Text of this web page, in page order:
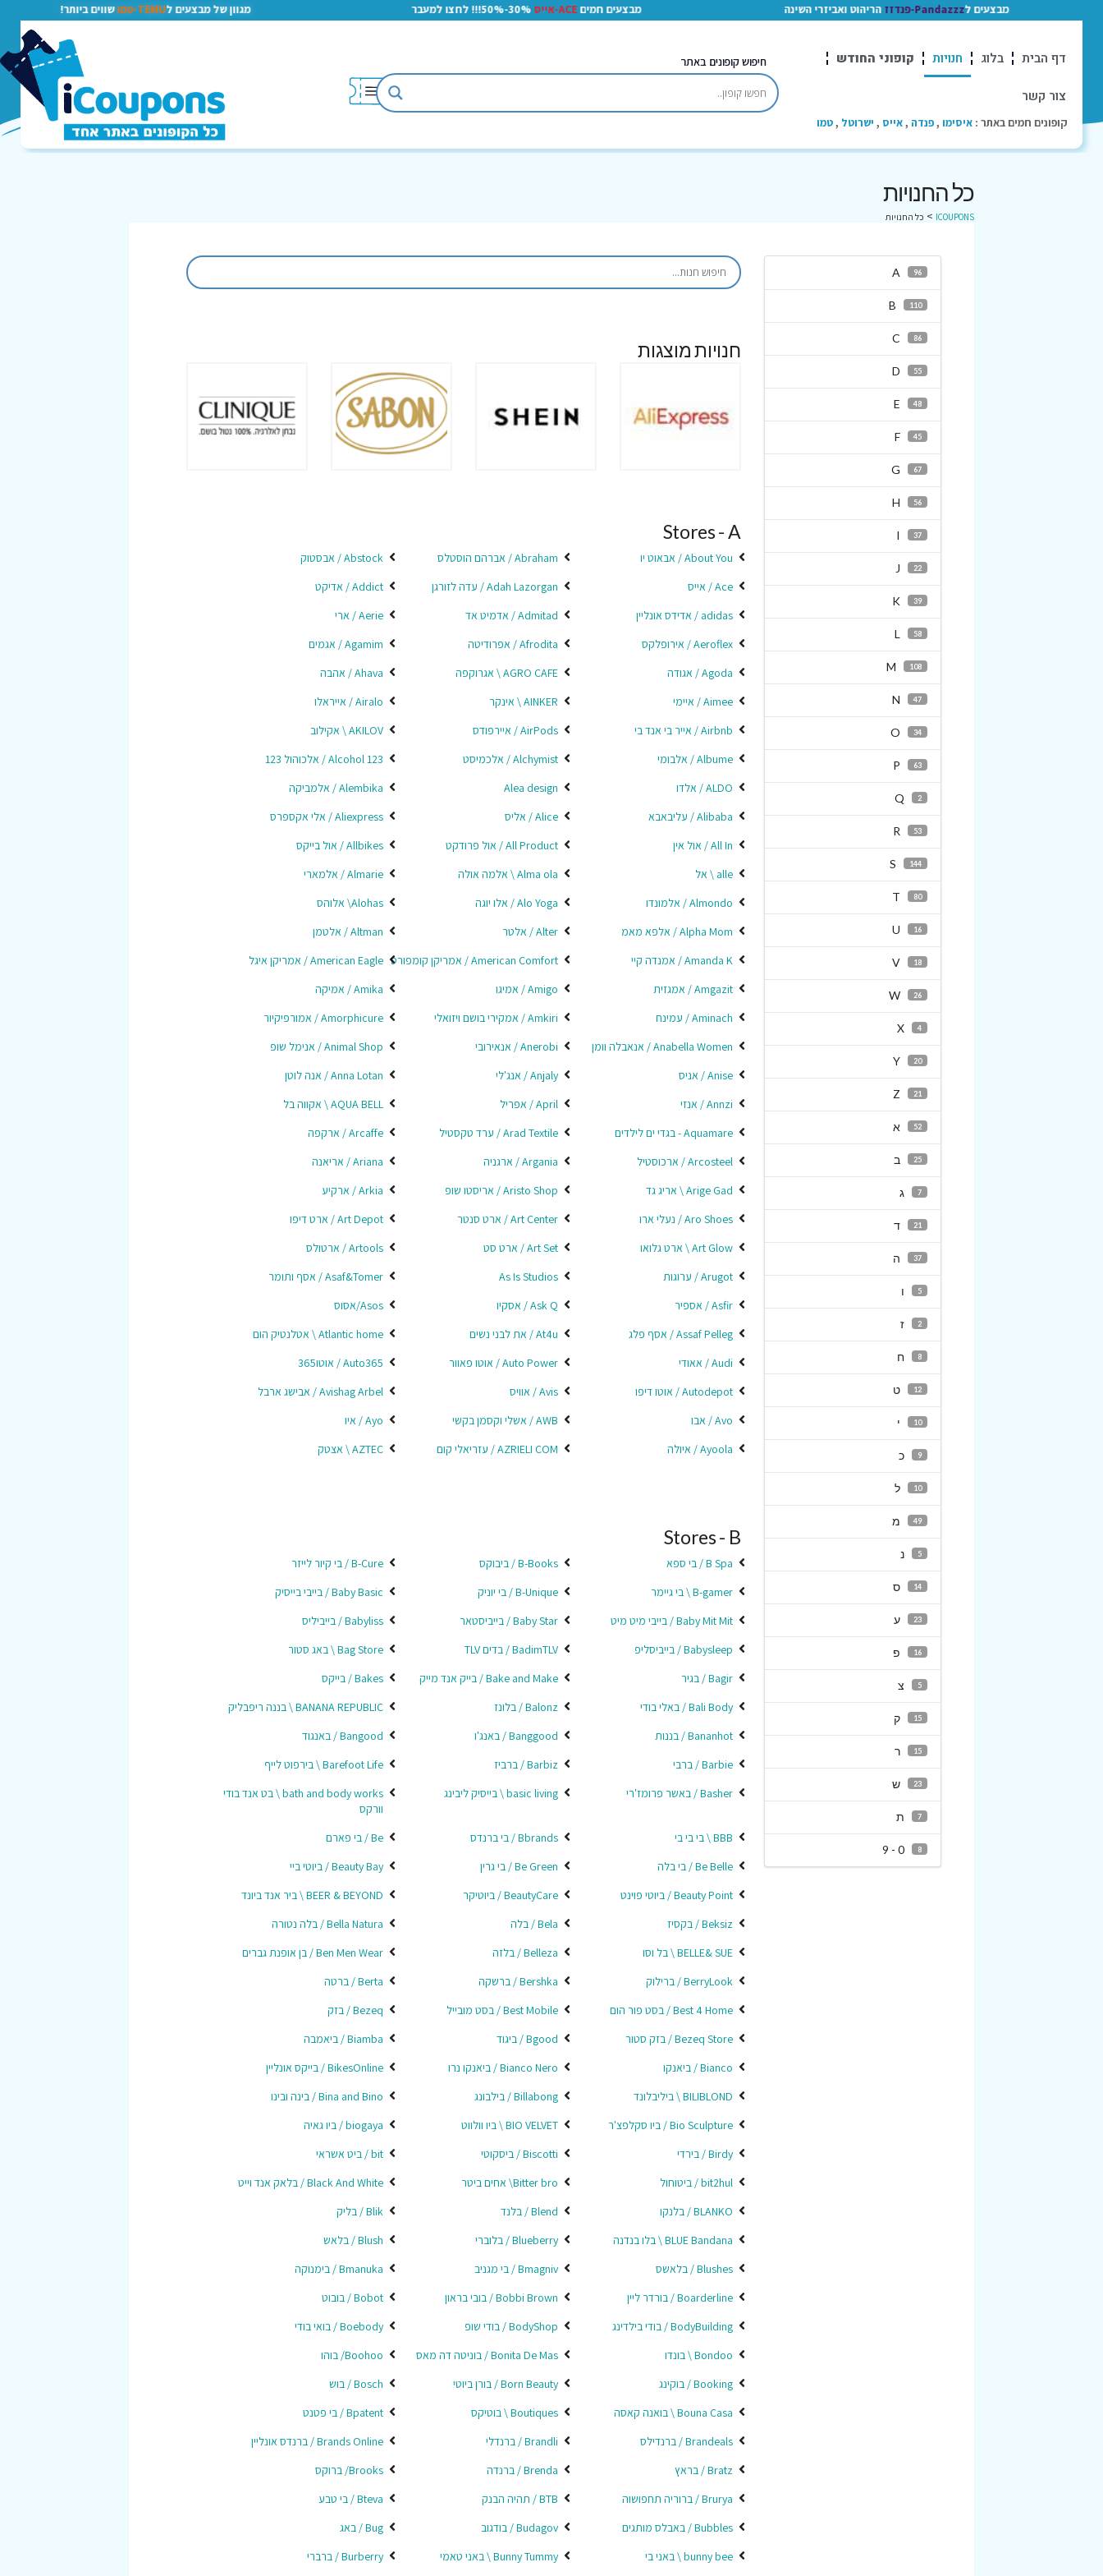
מבצעים לPandazzz-פנדזז הריהוט ואביזרי השינה מבצעים חמיםACE-אייס 30%-50%!!! לחצו למעבר מגוון של מבצעים לTEMU-טמו שווים ביותר!
דף הבית בלוג חנויות קופוני החודש
צור קשר
קופונים חמים באתר : איסימו ,פנדה ,אייס , ישרוטל ,טמו
חיפוש קופונים באתר
כל החנויות
ICOUPONS
> כל החנויות
96
A
110
B
86
C
55
D
48
E
45
F
67
G
56
H
37
I
22
J
39
K
58
L
108
M
47
N
34
O
63
P
2
Q
53
R
144
S
80
T
16
U
18
V
26
W
4
X
20
Y
21
Z
52 א
25 ב
7 ג
21 ד
37 ה
5 ו
2 ז
8 ח
12 ט
10 י
9 כ
10 ל
49 מ
5 נ
14 ס
23 ע
16 פ
5 צ
15 ק
15 ר
23 ש
7 ת
8
0 - 9
חנויות מוצגות
Stores - A
About You / אבאוט יו Abraham / אברהם הוסטלס
Abstock / אבסטוק
Ace / אייס
Adah Lazorgan / עדה לזורגן
Addict / אדיקט
adidas / אדידס אונליין
Admitad / אדמיט אד
Aerie / ארי
Aeroflex / אירופלקס
Afrodita / אפרודיטה
Agamim / אגמים
Agoda / אגודה
AGRO CAFE \ אגרוקפה
Ahava / אהבה
Aimee / איימי
AINKER \ אינקר
Airalo / אייראלו
Airbnb / אייר בי אנד בי
AirPods / איירפודס
AKILOV \ אקילוב
Albume / אלבומי
Alchymist / אלכמיסט
Alcohol 123 / אלכוהול 123
ALDO / אלדו
Alea design
Alembika / אלמביקה
Alibaba / עליבאבא
Alice / אליס
Aliexpress / אלי אקספרס
All In / אול אין
All Product / אול פרודקט
Allbikes / אול בייקס
alle \ אל
Alma ola \ אלמה אולה
Almarie / אלמארי
Almondo / אלמונדו
Alo Yoga / אלו יוגה
Alohas\ אלוהס
Alpha Mom / אלפא מאמ
Alter / אלטר
Altman / אלטמן
Amanda K / אמנדה קיי
American Comfort / אמריקן קומפורט
American Eagle / אמריקן איגל
Amgazit / אמגזית
Amigo / אמיגו
Amika / אמיקה
Aminach / עמינח
Amkiri / אמקירי בושם ויזואלי
Amorphicure / אמורפיקיור
Anabella Women / אנאבלה וומן
Anerobi / אנאירובי
Animal Shop / אנימל שופ
Anise / אניס
Anjaly / אנג'לי
Anna Lotan / אנה לוטן
Annzi / אנזי
April / אפריל
AQUA BELL \ אקווה בל
Aquamare - בגדי ים לילדים
Arad Textile / ערד טקסטיל
Arcaffe / ארקפה
Arcosteel / ארכוסטיל
Argania / ארגניה
Ariana / אריאנה
Arige Gad \ אריג גד
Aristo Shop / אריסטו שופ
Arkia / ארקיע
Aro Shoes / נעלי ארו
Art Center / ארט סנטר
Art Depot / ארט דיפו
Art Glow \ ארט גלואו
Art Set / ארט סט
Artools / ארטולס
Arugot / ערוגות
As Is Studios
Asaf&Tomer / אסף ותומר
Asfir / אספיר
Ask Q / אסקיו
Asos/אסוס
Assaf Pelleg / אסף פלג
At4u / את לבני נשים
Atlantic home \ אטלנטיק הום
Audi / אאודי
Auto Power / אוטו פאוור
Auto365 / אוטו365
Autodepot / אוטו דיפו
Avis / אוויס
Avishag Arbel / אבישג ארבל
Avo / אבו
AWB / אשלי וקסמן בקשי
Ayo / איו
Ayoola / איולה
AZRIELI COM / עזריאלי קום AZTEC \ אצטק
Stores - B
B Spa / בי ספא B-Books / ביבוקס
B-Cure / בי קיור לייזר
B-gamer \ בי גיימר
B-Unique / בי יוניק
Baby Basic / בייבי בייסיק
Baby Mit Mit / בייבי מיט מיט
Baby Star / בייביסטאר
Babyliss / בייביליס
Babysleep / בייביסליפ
BadimTLV / בדים TLV
Bag Store \ באג סטור
Bagir / בגיר
Bake and Make / בייק אנד מייק
Bakes / בייקס
Bali Body / באלי בודי
Balonz / בלונז
BANANA REPUBLIC \ בננה ריפבליק
Bananhot / בננות
Banggood / באנג'ו
Bangood / באנגוד
Barbie / ברבי
Barbiz / ברביז
Barefoot Life \ בירפוט לייף
Basher / באשר פרומז'רי
basic living \ בייסיק ליבינג
bath and body works \ בט אנד בודי
וורקס
BBB \ בי בי בי
Bbrands / בי ברנדס
Be / בי פארם
Be Belle / בי בלה
Be Green / בי גרין
Beauty Bay / ביוטי ביי
Beauty Point / ביוטי פוינט
BeautyCare / ביוטיקר
BEER & BEYOND \ ביר אנד ביונד
Beksiz / בקסיז
Bela / בלה
Bella Natura / בלה נטורה
BELLE& SUE \ בל וסו
Belleza / בלזה
Ben Men Wear / בן אופנת גברים
BerryLook / ברילוק
Bershka / ברשקה
Berta / ברטה
Best 4 Home / בסט פור הום
Best Mobile / בסט מובייל
Bezeq / בזק
Bezeq Store / בזק סטור
Bgood / ביגוד
Biamba / ביאמבה
Bianco / ביאנקו
Bianco Nero / ביאנקו נרו
BikesOnline / בייקס אונליין
BILIBLOND \ ביליבלונד
Billabong / בילבונג
Bina and Bino / בינה ובינו
Bio Sculpture / ביו סקלפצ'ר
BIO VELVET \ ביו וולווט
biogaya / ביו גאיה
Birdy / בירדי
Biscotti / ביסקוטי
bit / ביט אשראי
bit2hul / ביטוחול
Bitter bro\ אחים ביטר
Black And White / בלאק אנד וייט
BLANKO / בלנקו
Blend / בלנד
Blik / בליק
BLUE Bandana \ בלו בנדנה
Blueberry / בלוברי
Blush / בלאש
Blushes / בלאשס
Bmagniv / בי מגניב
Bmanuka / בימנוקה
Boarderline / בורדר ליין
Bobbi Brown / בובי בראון
Bobot / בובוט
BodyBuilding / בודי בילדינג
BodyShop / בודי שופ
Boebody / בואי בודי
Bondoo \ בונדו
Bonita De Mas / בוניטה דה מאס
Boohoo/ בוהו
Booking / בוקינג
Born Beauty / בורן ביוטי
Bosch / בוש
Bouna Casa \ בואנה קאסה
Boutiques \ בוטיקס
Bpatent / בי פטנט
Brandeals / ברנדילס
Brandli / ברנדלי
Brands Online / ברנדס אונליין
Bratz / בראץ
Brenda / ברנדה
Brooks/ ברוקס
Brurya / ברוריה תחפושוה
BTB / תהיה הבנק
Bteva / בי טבע
Bubbles / באבלס מותגים
Budagov / בודגוב
Bug / באג
bunny bee \ באני בי
Bunny Tummy \ באני טאמי Burberry / ברברי